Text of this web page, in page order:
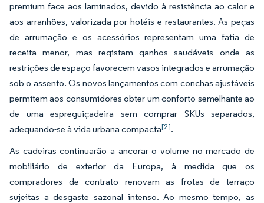
premium face aos laminados, devido à resistência ao calor e
aos arranhões, valorizada por hotéis e restaurantes. As peças
de arrumação e os acessórios representam uma fatia de
receita menor, mas registam ganhos saudáveis onde as
restrições de espaço favorecem vasos integrados e arrumação
sob o assento. Os novos lançamentos com conchas ajustáveis
permitem aos consumidores obter um conforto semelhante ao
de uma espreguiçadeira sem comprar SKUs separados,
adequando-se à vida urbana compacta[2].
As cadeiras continuarão a ancorar o volume no mercado de
mobiliário de exterior da Europa, à medida que os
compradores de contrato renovam as frotas de terraço
sujeitas a desgaste sazonal intenso. Ao mesmo tempo, as